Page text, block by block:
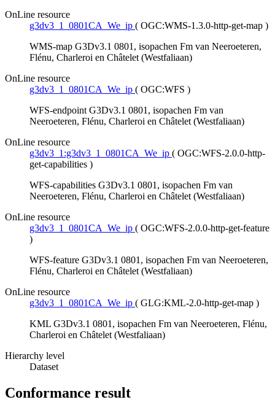
OnLine resource
g3dv3_1_0801CA_We_ip ( OGC:WMS-1.3.0-http-get-map )
WMS-map G3Dv3.1 0801, isopachen Fm van Neeroeteren,
Flénu, Charleroi en Châtelet (Westfaliaan)
OnLine resource
g3dv3_1_0801CA_We_ip ( OGC:WFS )
WFS-endpoint G3Dv3.1 0801, isopachen Fm van
Neeroeteren, Flénu, Charleroi en Châtelet (Westfaliaan)
OnLine resource
g3dv3_1:g3dv3_1_0801CA_We_ip ( OGC:WFS-2.0.0-http-
get-capabilities )
WFS-capabilities G3Dv3.1 0801, isopachen Fm van
Neeroeteren, Flénu, Charleroi en Châtelet (Westfaliaan)
OnLine resource
g3dv3_1_0801CA_We_ip ( OGC:WFS-2.0.0-http-get-feature
)
WFS-feature G3Dv3.1 0801, isopachen Fm van Neeroeteren,
Flénu, Charleroi en Châtelet (Westfaliaan)
OnLine resource
g3dv3_1_0801CA_We_ip ( GLG:KML-2.0-http-get-map )
KML G3Dv3.1 0801, isopachen Fm van Neeroeteren, Flénu,
Charleroi en Châtelet (Westfaliaan)
Hierarchy level
Dataset
Conformance result